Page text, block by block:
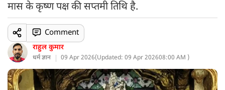
मास के कृष्ण पक्ष की सप्तमी तिथि है.
राहुल कुमार
धर्म ज्ञान 09 Apr 2026(Updated: 09 Apr 202608:00 AM )
Comment